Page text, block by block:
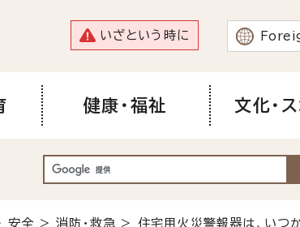
いざという時に
健康・福祉 文化・
安全 >消防・救急 > 住宅用火災警報器は、いつ